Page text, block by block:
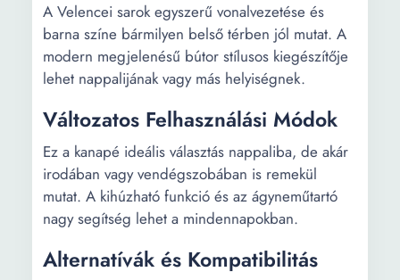
A Velencei sarok egyszerű vonalvezetése és
barna színe bármilyen belső térben jól mutat. A
modern megjelenésű bútor stílusos kiegészítője
lehet nappalijának vagy más helyiségnek.
Változatos Felhasználási Módok
Ez a kanapé ideális választás nappaliba, de akár
irodában vagy vendégszobában is remekül
mutat. A kihúzható funkció és az ágyneműtartó
nagy segítség lehet a mindennapokban.
Alternatívák és Kompatibilitás